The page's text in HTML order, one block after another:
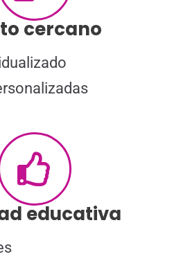
cercano
educativa